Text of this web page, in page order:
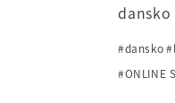
dansko
#dansko
#ONLINE